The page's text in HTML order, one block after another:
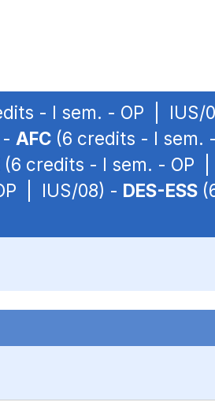
- I sem. - OP | IUS/
AFC (6 credits - I sem.
(6 credits - I sem. - OP
| IUS/08) - DES-ESS